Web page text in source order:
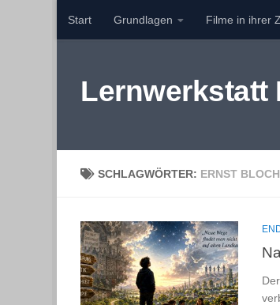
Zum Inhalt springen
Start Grundlagen Filme in ihrer
Lernwerkstatt
SCHLAGWÖRTER: ERNST BLOCH